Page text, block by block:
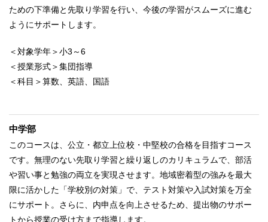
ための下準備と先取り学習を行い、今後の学習がスムーズに進む
ようにサポートします。
＜対象学年＞小3～6
＜授業形式＞集団指導
＜科目＞算数、英語、国語
中学部
このコースは、公立・都立上位校・中堅校の合格を目指すコース
です。無理のない先取り学習と繰り返しのカリキュラムで、部活
や習い事と勉強の両立を実現させます。地域密着型の強みを最大
限に活かした「学校別の対策」で、テスト対策や入試対策を万全
にサポート。さらに、内申点を向上させるため、提出物のサポー
トから授業の受け方まで指導します。